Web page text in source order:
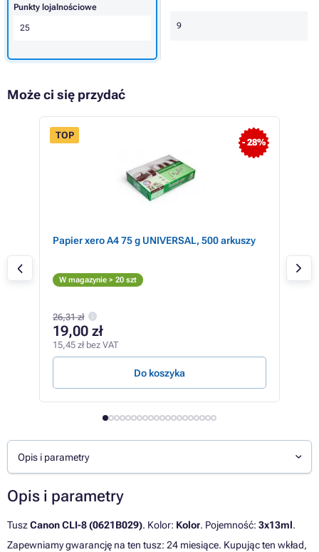
9
Punkty lojalnościowe
25
Może ci się przydać
- 28%
TOP
Papier xero A4 75 g UNIVERSAL, 500 arkuszy
W magazynie > 20 szt
26,31 zł
19,00 zł
15,45 zł bez VAT
Do koszyka
Opis i parametry
Opis i parametry
TuszCanon CLI-8 (0621B029). Kolor: Kolor. Pojemność: 3x13ml.
Zapewniamy gwarancję na ten tusz: 24 miesiące. Kupując ten wkład,